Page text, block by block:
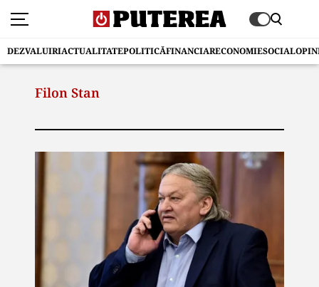
DEZVALUIRIACTUALITATEPOLITICĂFINANCIARECONOMIESOCIAL
Filon Stan